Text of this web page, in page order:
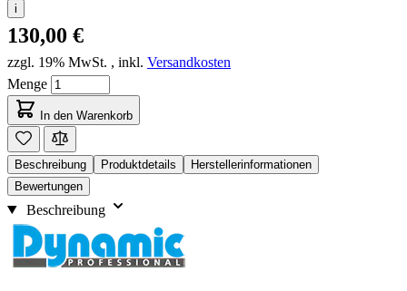
i
130,00 €
zzgl. 19% MwSt. , inkl. Versandkosten
Menge
In den Warenkorb
Beschreibung Produktdetails
Herstellerinformationen
Bewertungen
Beschreibung